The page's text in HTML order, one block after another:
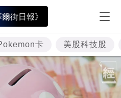
街日報》
卡 美股科技股